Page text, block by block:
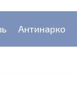
Антинарко